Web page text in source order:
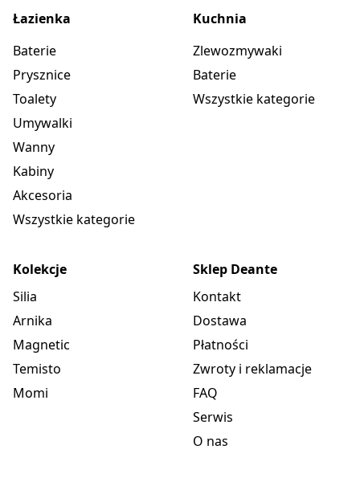
Łazienka
Baterie
Prysznice
Toalety
Umywalki
Wanny
Kabiny
Akcesoria
Wszystkie kategorie
Kuchnia
Zlewozmywaki
Baterie
Wszystkie kategorie
Kolekcje
Silia
Arnika
Magnetic
Temisto
Momi
Sklep Deante
Kontakt
Dostawa
Płatności
Zwroty i reklamacje
FAQ
Serwis
O nas